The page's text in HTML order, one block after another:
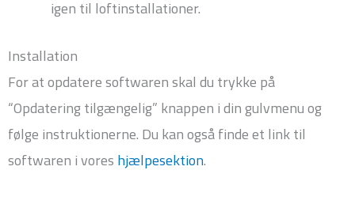
igen til loftinstallationer.
Installation
For at opdatere softwaren skal du trykke på
“Opdatering tilgængelig” knappen i din gulvmenu og
følge instruktionerne. Du kan også finde et link til
softwaren i vores hjælpesektion.